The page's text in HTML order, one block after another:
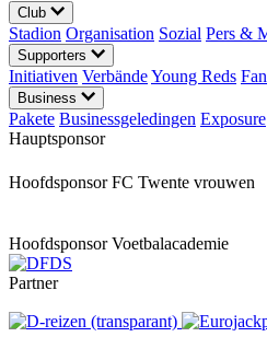
Club
Stadion Organisation Sozial Pers &
Supporters
Initiativen VerbändeYoung Reds
Business
Pakete Businessgeledingen Exposure
Hauptsponsor
Hoofdsponsor FC Twente vrouwen
Hoofdsponsor Voetbalacademie
Partner